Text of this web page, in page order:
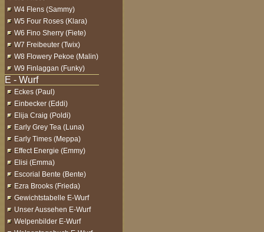
W4 Flens (Sammy)
W5 Four Roses (Klara)
W6 Fino Sherry (Fiete)
W7 Freibeuter (Twix)
W8 Flowery Pekoe (Malin)
W9 Finlaggan (Funky)
Eckes (Paul)
Einbecker (Eddi)
Elija Craig (Poldi)
Early Grey Tea (Luna)
Early Times (Meppa)
Effect Energie (Emmy)
Elisi (Emma)
Escorial Bente (Bente)
Ezra Brooks (Frieda)
Gewichtstabelle E-Wurf
Unser Aussehen E-Wurf
Welpenbilder E-Wurf